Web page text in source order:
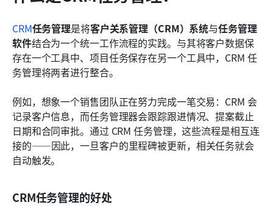
CRM任务管理是将客户关系管理（CRM）系统与任务管理
软件结合为一个统一工作流程的实践。与其将客户数据保
存在一个工具中、项目任务保存在另一个工具中，CRM 任
务管理将两者进行整合。
例如，想象一个销售团队正在努力完成一笔交易：CRM 会
记录客户信息，而任务管理器会跟踪跟进情况、提案截止
日期和合同审批。通过 CRM 任务管理，这些流程是相互连
接的——因此，一旦客户的里程碑被更新，相关任务就会
自动触发。
CRM任务管理的好处